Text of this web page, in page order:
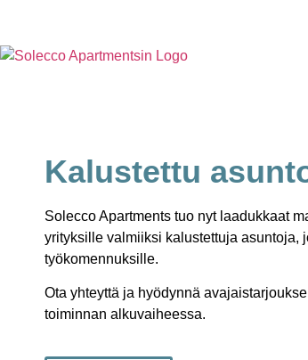
Kalustettu
Solecco Apartments tuo nyt laadukkaat
yrityksille valmiiksi kalustettuja asuntoja,
työkomennuksille.
Ota yhteyttä ja hyödynnä
toiminnan alkuvaiheessa.